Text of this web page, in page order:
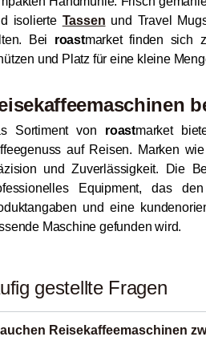
isolierte Tassen und Travel
Bei roastmarket finden sich
und Platz für eine kleine
Sortiment von roastmarket
auf Reisen. Marken
und Zuverlässigkeit. Die
Equipment, das
und eine
Maschine gefunden wird.
gestellte Fragen
Reisekaffeemaschinen